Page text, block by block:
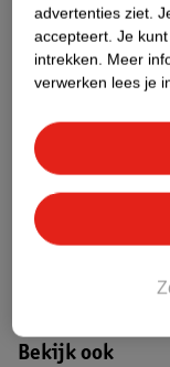
Bekijk ook
advertenties ziet.
accepteert. Je
intrekken. Meer
verwerken lees je